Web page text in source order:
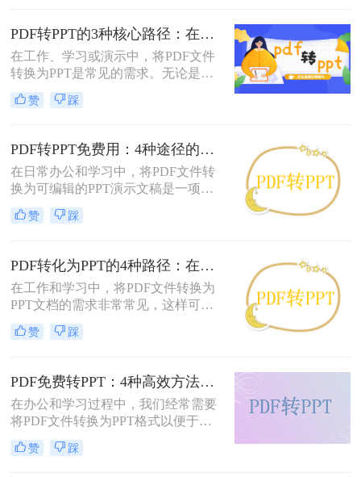
改成PPT呢？以下是五种常用方法的
详细说明，帮助您根据需求高效完成
文档整合。
PDF转PPT的3种核心路径：在线、软件和PPT自带的适用范围！
在工作、学习或演示中，将PDF文件
转换为PPT是常见的需求。无论是整
合报告、课件，还是优化文档展示，
都需要一种高效且保留原格式的方
是几种常用方法的详细解析，帮助你
快速上手。
赞 踩
PDF转PPT免费用：4种途径的转换精度和排版保留能力对比！
在日常办公和学习中，将PDF文件转
换为可编辑的PPT演示文稿是一项高
频需求。无论是需要修改过时的课
件、提取报告中的数据制作新方案，
速且免费地完成格式转换都能极大提
升工作效率。那么如何免费把pdf转成
PPT呢？
赞 踩
PDF转化为PPT的4种路径：在线、客户端、插件和手动各有什么区别！
在工作和学习中，将PDF文件转换为
PPT文档的需求非常常见，这样可以
方便地进行演示和分享。那么pdf如何
转化为ppt呢？本文将介绍四种常见的
求选择最合适的方式。
赞 踩
PDF免费转PPT：4种高效方法的速度、精度和文件限制实测！
在办公和学习过程中，我们经常需要
将PDF文件转换为PPT格式以便于演
示或编辑。那么怎么免费把pdf转换成
ppt呢？本文将详细介绍几种免费的方
赞 踩